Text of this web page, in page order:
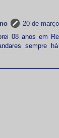
20 de
08 anos em
sempre